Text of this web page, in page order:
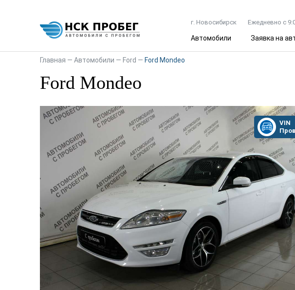
г. Новосибирск Ежедневно с
Автомобили Заявка на
Главная — Автомобили — Ford — Ford Mondeo
Ford Mondeo
VIN